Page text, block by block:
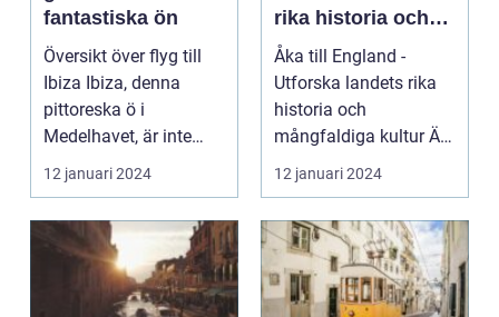
fantastiska ön
Översikt över flyg till
Ibiza Ibiza, denna
pittoreska ö i
Medelhavet, är inte
bara känd för sina fa...
12 januari 2024
rika historia och
mångfaldiga kultur
Åka till England -
Utforska landets rika
historia och
mångfaldiga kultur Är
du sugen på en resa
til...
12 januari 2024